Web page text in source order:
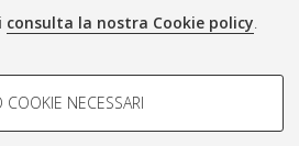
consulta la nostra Cookie policy.
-
COOKIE NECESSARI
Cookie